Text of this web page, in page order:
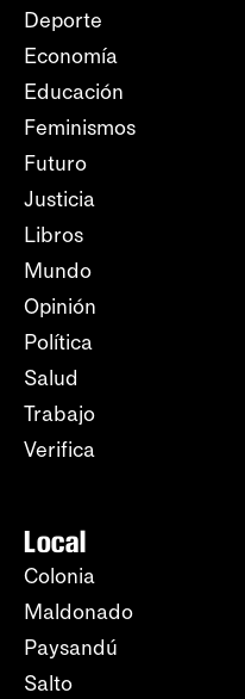
Deporte
Economía
Educación
Feminismos
Futuro
Justicia
Libros
Mundo
Opinión
Política
Salud
Trabajo
Verifica
Local
Colonia
Maldonado
Paysandú
Salto